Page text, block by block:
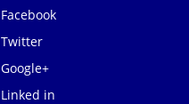
Facebook
Twitter
Google+
Linked in